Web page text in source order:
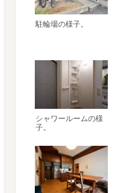
駐輪場の様子。
シャワールームの様
子。